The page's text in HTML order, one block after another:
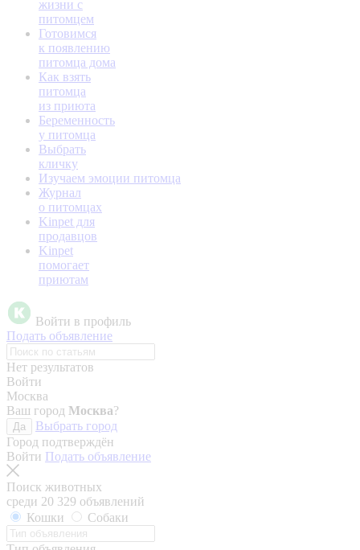
жизни с
питомцем
Готовимся
к появлению
питомца дома
Как взять
питомца
из приюта
Беременность
у питомца
Выбрать
кличку
Изучаем эмоции питомца
Журнал
о питомцах
Kinpet для
продавцов
Kinpet
помогает
приютам
Войти в профиль
Подать объявление
Нет результатов
Войти
Москва
Ваш город Москва?
Да
Выбрать город
Город подтверждён
Войти Подать объявление
Поиск животных
среди 20 329 объявлений
Кошки
Собаки